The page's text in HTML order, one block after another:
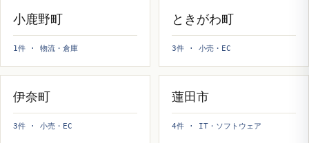
小鹿野町
1件 · 物流・倉庫
ときがわ町
3件 · 小売・EC
伊奈町
3件 · 小売・EC
蓮田市
4件 · IT・ソフトウェア